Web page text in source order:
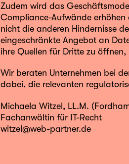
Zudem wird das
Compliance-Aufwände erhöhen
nicht die anderen Hindernisse
eingeschränkte Angebot an
ihre Quellen für Dritte zu
Wir beraten Unternehmen bei
dabei, die relevanten
Michaela Witzel , LL.M.
Fachanwältin für IT-Recht
witzel@web-partner.de